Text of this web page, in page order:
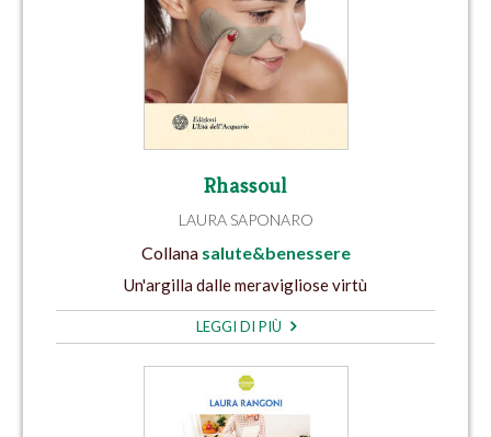
Rhassoul
LAURA SAPONARO
Collana salute&benessere
Un'argilla dalle meravigliose virtù
LEGGI DI PIÙ